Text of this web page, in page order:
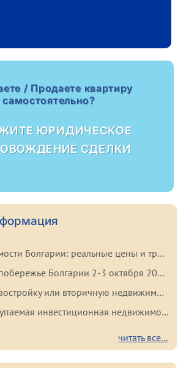
/ Продаете квартиру
самостоятельно?
ЮРИДИЧЕСКОЕ
СДЕЛКИ
Рынок недвижимости Болгарии: реальные цены и тренды начала 2026 года
Наводнение на побережье Болгарии 2-3 октября 2025: важные факты для покупателей
Что выбрать: новостройку или вторичную недвижимость в Болгарии? Плюсы и минусы каждого варианта
Самая быстроокупаемая инвестиционная недвижимость в Болгарии
читать все...